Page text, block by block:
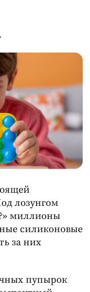
лозунгом
миллионы
силиконовые
за них
пупырок